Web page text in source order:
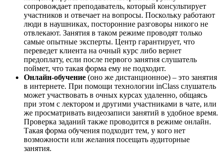
сопровождает преподаватель, который консультирует
участников и отвечает на вопросы. Поскольку работают
люди в наушниках, посторонние разговоры никого не
отвлекают. Занятия в таком режиме проводят только
самые опытные эксперты. Центр гарантирует, что
переведет клиента на очный курс либо вернет
предоплату, если после первого занятия слушатель
поймет, что такая форма ему не подходит.
Онлайн-обучение (оно же дистанционное) – это занятия
в интернете. При помощи технологии inClass слушатель
может участвовать в очных курсах удаленно, общаясь
при этом с лектором и другими участниками в чате, или
же просматривать видеозаписи занятий в удобное время.
Проверка заданий также проводится в режиме онлайн.
Такая форма обучения подходит тем, у кого нет
возможности или желания посещать аудиторные
занятия.